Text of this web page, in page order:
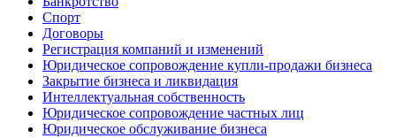
Спорт
Договоры
Регистрация компаний и изменений
Юридическое сопровождение купли-продажи бизнеса
Закрытие бизнеса и ликвидация
Интеллектуальная собственность
Юридическое сопровождение частных лиц
Юридическое обслуживание бизнеса